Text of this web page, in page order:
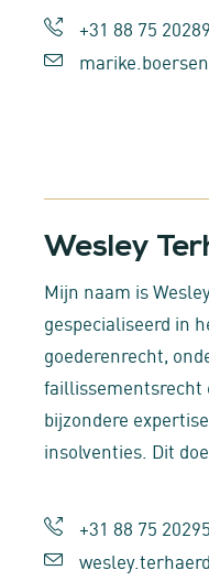
+31 88 75 20289
Wesley
Mijn naam is
gespecialiseerd in
goederenrecht,
faillissementsrecht
bijzondere
insolventies. Dit
+31 88 75 20295